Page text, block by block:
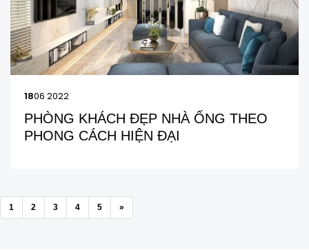
1806 2022
PHÒNG KHÁCH ĐẸP NHÀ ỐNG THEO
PHONG CÁCH HIỆN ĐẠI
1 2 3 4 5 »